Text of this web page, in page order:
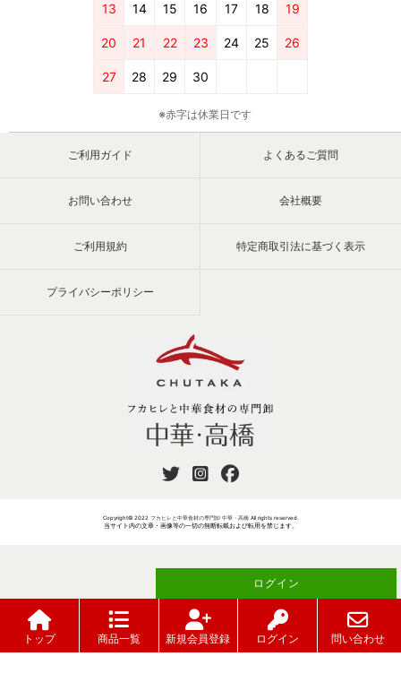
ご注文には
ログイン
が必要です
13 14 15 16 17 18 19
20 21 22 23 24 25 26
27 28 29 30
※赤字は休業日です
ご利用ガイド よくあるご質問
お問い合わせ 会社概要
ご利用規約 特定商取引法に基づく表示
プライバシーポリシー
Copyright© 2022 フカヒレと中華食材の専門卸 中華・高橋All rights reserved.
当サイト内の文章・画像等の一切の無断転載および転用を禁じます。
トップ 商品一覧 新規会員登録 ログイン 問い合わせ